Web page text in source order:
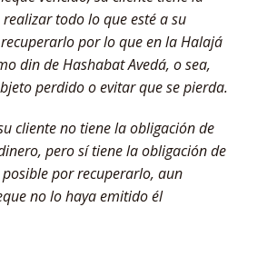
todo lo que esté a su
por lo que en la Halajá
din de Hashabat Avedá, o sea,
perdido o evitar que se pierda.
cliente no tiene la obligación de
pero sí tiene la obligación de
por recuperarlo, aun
no lo haya emitido él